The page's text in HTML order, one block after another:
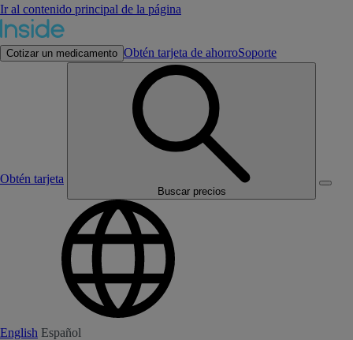
Ir al contenido principal de la página
Cotizar un medicamento Obtén tarjeta de ahorroSoporte
Obtén tarjeta
Buscar precios
English Español